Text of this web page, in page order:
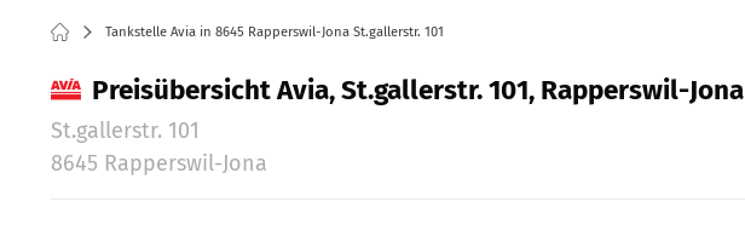
Tankstelle Avia in 8645 Rapperswil-Jona St.gallerstr. 101
Preisübersicht Avia, St.gallerstr. 101, Rapperswil-Jona
St.gallerstr. 101
8645 Rapperswil-Jona